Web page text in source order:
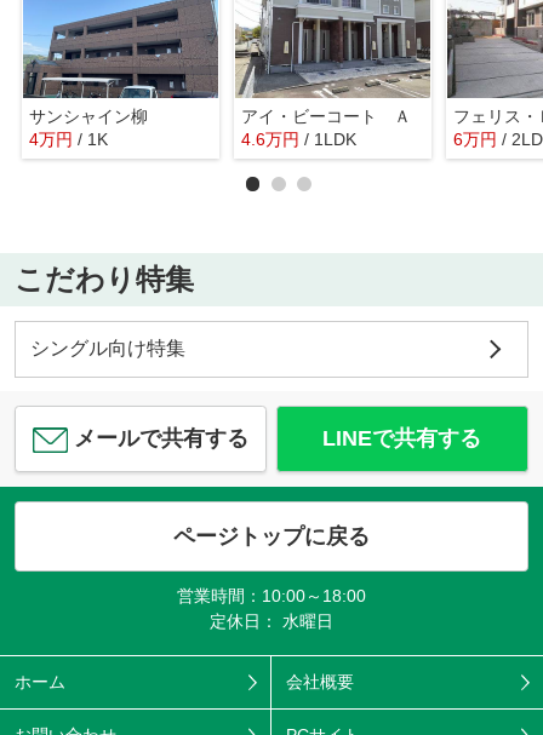
サンシャイン柳
4万円 / 1K
アイ・ビーコート Ａ
4.6万円 / 1LDK
フェリス・
6万円 /
こだわり特集
シングル向け特集
メールで共有する LINEで共有する
ページトップに戻る
営業時間：10:00～18:00
定休日： 水曜日
ホーム 会社概要